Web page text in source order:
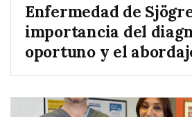
Enfermedad de
importancia del
oportuno y el